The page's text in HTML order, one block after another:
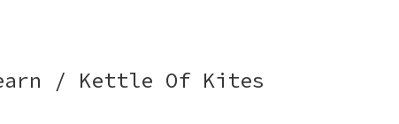
/ Kettle Of Kites